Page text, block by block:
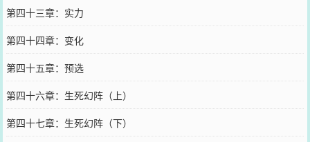
第四十三章：实力
第四十四章：变化
第四十五章：预选
第四十六章：生死幻阵（上）
第四十七章：生死幻阵（下）